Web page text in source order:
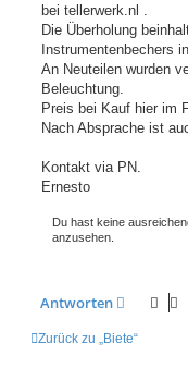
r
a
bei tellerwerk.nl .
Die Überholung
Instrumentenbechers
An Neuteilen wurden
Beleuchtung.
Preis bei Kauf hier im
Nach Absprache ist
Kontakt via PN.
Ernesto
Du hast keine
anzusehen.
Antworten
Zurück zu „Biete“